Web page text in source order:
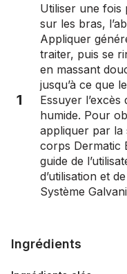
1
Utiliser une fois
sur les bras,
Appliquer
traiter, puis se
en massant
jusqu’à ce que
Essuyer
humide. Pour
appliquer par la
corps Dermatic
guide de
d’utilisation et
Système
Ingrédients